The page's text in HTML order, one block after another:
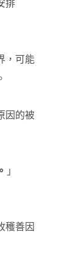
，可能
因的被
」
穫善因